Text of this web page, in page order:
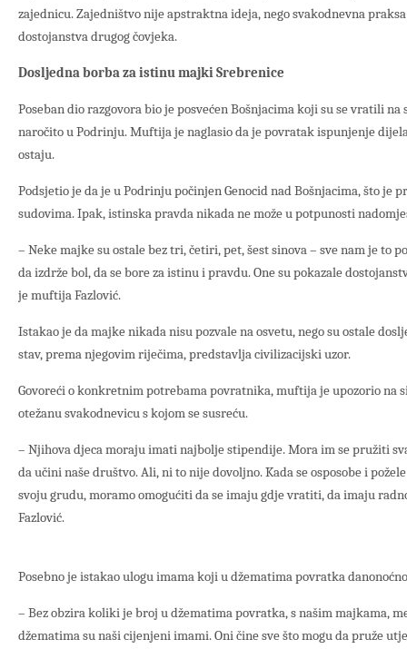
zajednicu. Zajedništvo nije apstraktna ideja, nego svakodnevna
dostojanstva drugog čovjeka.
Dosljedna borba za istinu majki Srebrenice
Poseban dio razgovora bio je posvećen Bošnjacima koji su se vratili
naročito u Podrinju. Muftija je naglasio da je povratak ispunjenje
ostaju.
Podsjetio je da je u Podrinju počinjen Genocid nad Bošnjacima, što je
sudovima. Ipak, istinska pravda nikada ne može u potpunosti
– Neke majke su ostale bez tri, četiri, pet, šest sinova – sve nam je to
da izdrže bol, da se bore za istinu i pravdu. One su pokazale
je muftija Fazlović.
Istakao je da majke nikada nisu pozvale na osvetu, nego su ostale
stav, prema njegovim riječima, predstavlja civilizacijski uzor.
Govoreći o konkretnim potrebama povratnika, muftija je upozorio na
otežanu svakodnevicu s kojom se susreću.
– Njihova djeca moraju imati najbolje stipendije. Mora im se pružiti
da učini naše društvo. Ali, ni to nije dovoljno. Kada se osposobe i
svoju grudu, moramo omogućiti da se imaju gdje vratiti, da imaju
Fazlović.
Posebno je istakao ulogu imama koji u džematima povratka
– Bez obzira koliki je broj u džematima povratka, s našim majkama,
džematima su naši cijenjeni imami. Oni čine sve što mogu da pruže